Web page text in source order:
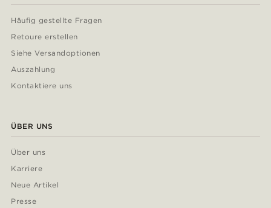
Häufig gestellte Fragen
Retoure erstellen
Siehe Versandoptionen
Auszahlung
Kontaktiere uns
ÜBER UNS
Über uns
Karriere
Neue Artikel
Presse